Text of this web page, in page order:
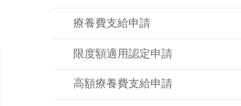
療養費支給申請
限度額適用認定申請
高額療養費支給申請